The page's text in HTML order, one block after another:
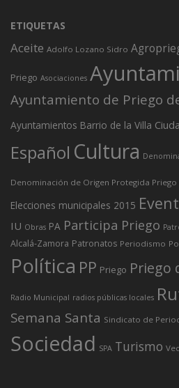
ETIQUETAS
Aceite Adolfo Lozano Sidro
Priego Asociaciones
Ayuntamiento de Priego
Ayuntamientos Barrio de la Villa
Español Cultura
Denominación de Origen Protegida
Elecciones municipales 2015
IU Obras PA Participa Priego
Alcalá-Zamora Patronatos Periodismo
Política PP Priego Priego
Radio Municipal radios públicas locales
Semana Santa Sindicato de
Sociedad SPA Turismo